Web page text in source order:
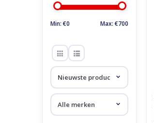
Min: €0 Max: €700